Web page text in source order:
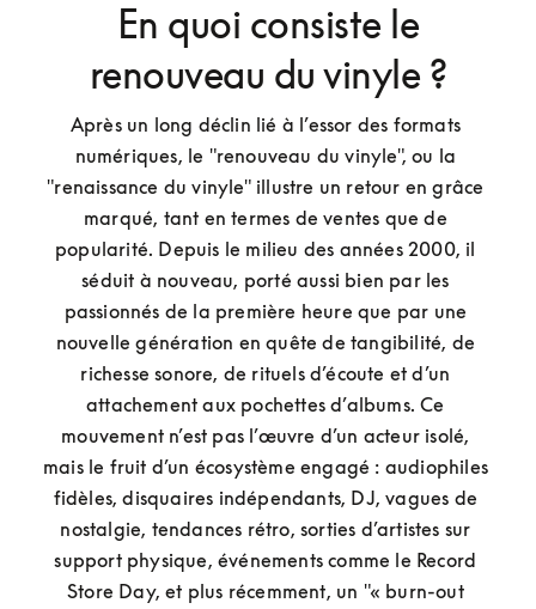
En quoi consiste le
renouveau du vinyle ?
Après un long déclin lié à l’essor des formats
numériques, le "renouveau du vinyle", ou la
"renaissance du vinyle" illustre un retour en grâce
marqué, tant en termes de ventes que de
popularité. Depuis le milieu des années 2000, il
séduit à nouveau, porté aussi bien par les
passionnés de la première heure que par une
nouvelle génération en quête de tangibilité, de
richesse sonore, de rituels d’écoute et d’un
attachement aux pochettes d’albums. Ce
mouvement n’est pas l’œuvre d’un acteur isolé,
mais le fruit d’un écosystème engagé : audiophiles
fidèles, disquaires indépendants, DJ, vagues de
nostalgie, tendances rétro, sorties d’artistes sur
support physique, événements comme le Record
Store Day, et plus récemment, un "« burn-out